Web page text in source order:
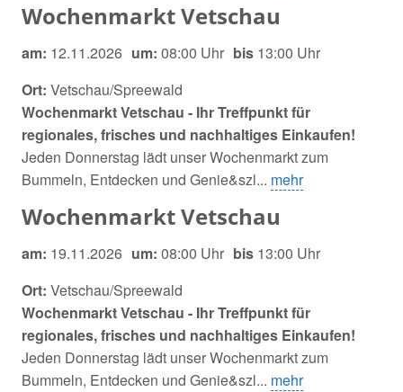
Wochenmarkt Vetschau
am: 12.11.2026 um: 08:00 Uhr bis 13:00 Uhr
Ort: Vetschau/Spreewald
Wochenmarkt Vetschau - Ihr Treffpunkt für
regionales, frisches und nachhaltiges Einkaufen!
Jeden Donnerstag lädt unser Wochenmarkt zum
Bummeln, Entdecken und Genie&szl... mehr
Wochenmarkt Vetschau
am: 19.11.2026 um: 08:00 Uhr bis 13:00 Uhr
Ort: Vetschau/Spreewald
Wochenmarkt Vetschau - Ihr Treffpunkt für
regionales, frisches und nachhaltiges Einkaufen!
Jeden Donnerstag lädt unser Wochenmarkt zum
Bummeln, Entdecken und Genie&szl... mehr